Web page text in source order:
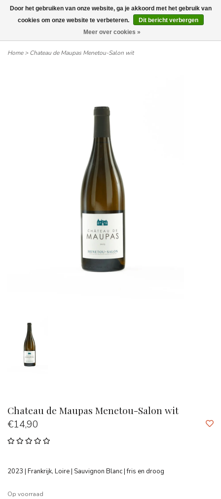
Wij leveren tot aan uw deur. Afhalen is mogelijk.
Home>Chateau de Maupas Menetou-Salon wit
Chateau de Maupas Menetou-Salon wit
€14,90
2023 | Frankrijk, Loire | Sauvignon Blanc | fris en droog
Op voorraad
Door het gebruiken van onze website, ga je akkoord met het gebruik van
cookies om onze website te verbeteren.
Dit bericht verbergen
Meer over cookies »